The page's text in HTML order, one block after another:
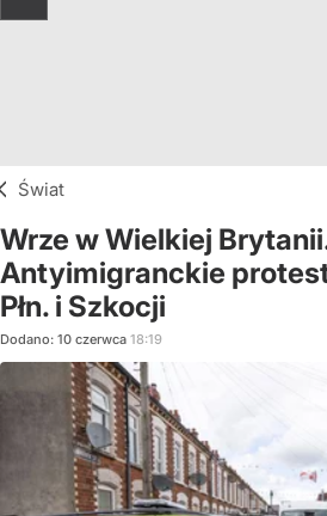
Świat
Wrze w Wielkiej
Antyimigranckie
Płn. i Szkocji
Dodano: 10 czerwca 18:19